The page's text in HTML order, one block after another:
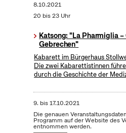
8.10.2021
20 bis 23 Uhr
Katsong: "La Pharmiglia
Gebrechen"
Kabarett im Bürgerhaus
Die zwei Kabarettistinnen
durch die Geschichte der
9. bis17.10.2021
Die genauen
Programm auf der Website des
entnommen werden.